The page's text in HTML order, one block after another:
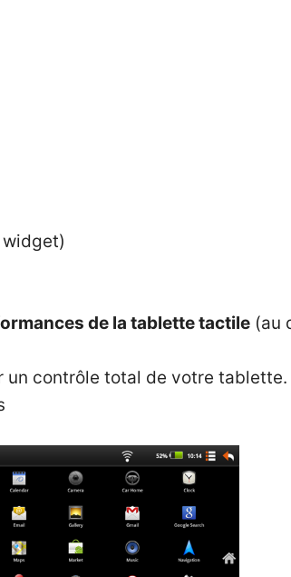
de la tablette tactile (au
un contrôle total de votre tablette.